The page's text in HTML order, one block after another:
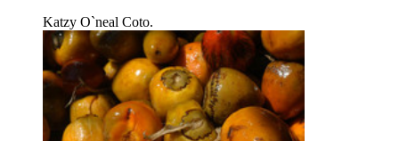
Katzy O`neal Coto.